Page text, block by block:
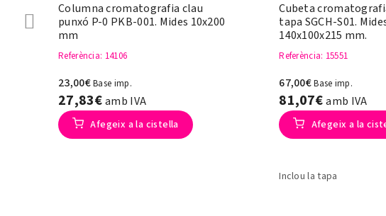
Columna cromatografia clau
punxó P-0 PKB-001. Mides 10x200
mm
Referència: 14106
23,00€Base imp.
27,83€amb IVA
Afegeix a la cistella
Cubeta
tapa SGCH-S01.
140x100x215 mm.
Referència: 15551
67,00€Base imp.
81,07€amb IVA
Afegeix a la
Inclou la tapa